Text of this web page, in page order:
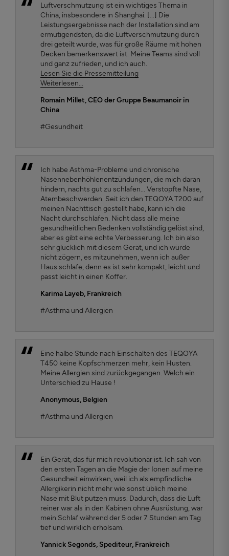
Luftverschmutzung ist ein wichtiges Thema in
China, insbesondere in Shanghai. [...] Die
Leistungsergebnisse nach der Installation sind am
ermutigendsten, da die Luftverschmutzung durch
drei geteilt wurde, was für große Räume mit hohen
Decken bemerkenswert ist. Meine Teams sind voll
und ganz zufrieden, und ich auch.
Lesen Sie die Pressemitteilung
Weiterlesen...
Romain Millet, CEO der Gruppe Beaumanoir in
China
#Gesundheit
Ich habe Asthma-Probleme und chronische
Nasennebenhöhlenentzündungen, die mich daran
hindern, nachts gut zu schlafen... Verstopfte Nase,
Atembeschwerden. Seit ich den TEQOYA T200 auf
meinen Nachttisch gestellt habe, kann ich die
Nacht durchschlafen. Nicht dass alle meine
gesundheitlichen Bedenken vollständig gelöst sind,
aber es gibt eine echte Verbesserung. Ich bin also
sehr glücklich mit diesem Gerät, und ich würde
nicht zögern, es mitzunehmen, wenn ich außer
Haus schlafe, denn es ist sehr kompakt, leicht und
passt leicht in einen Koffer.
Karima Layeb, Frankreich
#Asthma und Allergien
Eine halbe Stunde nach Einschalten des TEQOYA
T450 keine Kopfschmerzen mehr, kein Husten.
Meine Allergien sind zurückgegangen. Welch ein
Unterschied zu Hause !
Anonymous,Belgien
#Asthma und Allergien
Ein Gerät, das für mich revolutionär ist. Ich sah von
den ersten Tagen an die Magie der Ionen auf meine
Gesundheit einwirken, weil ich als empfindliche
Allergikerin nicht mehr wie sonst üblich meine
Nase mit Blut putzen muss. Dadurch, dass die Luft
reiner war als in den Kabinen ohne Ausrüstung, war
mein Schlaf während der 5 oder 7 Stunden am Tag
tief und wirklich erholsam.
Yannick Segonds, Spediteur, Frankreich